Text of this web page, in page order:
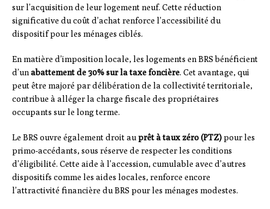
sur l’acquisition de leur logement neuf. Cette réduction
significative du coût d’achat renforce l’accessibilité du
dispositif pour les ménages ciblés.
En matière d’imposition locale, les logements en BRS bénéficient
d’unabattement de 30% sur la taxe foncière. Cet avantage, qui
peut être majoré par délibération de la collectivité territoriale,
contribue à alléger la charge fiscale des propriétaires
occupants sur le long terme.
Le BRS ouvre également droit auprêt à taux zéro (PTZ)pour les
primo-accédants, sous réserve de respecter les conditions
d’éligibilité. Cette aide à l’accession, cumulable avec d’autres
dispositifs comme les aides locales, renforce encore
l’attractivité financière du BRS pour les ménages modestes.